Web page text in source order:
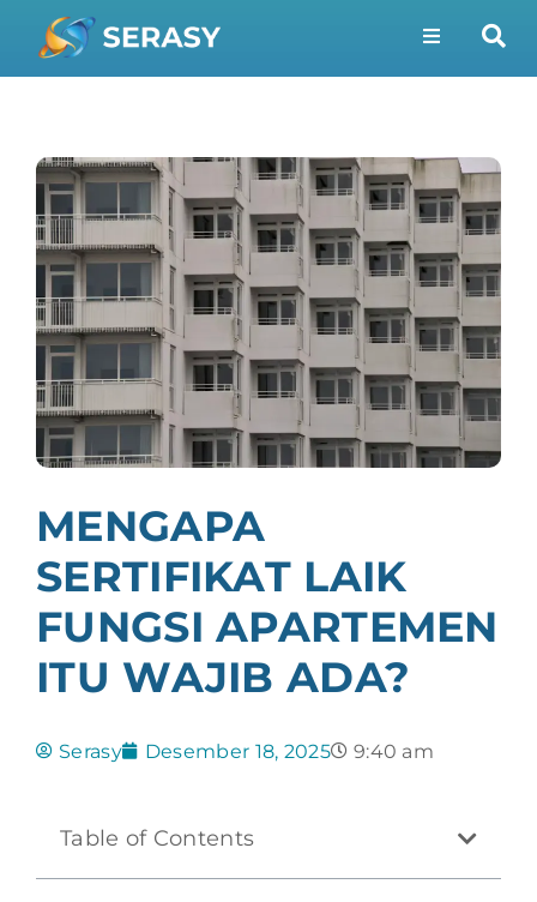
MENGAPA
SERTIFIKAT LAIK
FUNGSI APARTEMEN
ITU WAJIB ADA?
Serasy Desember 18, 2025 9:40 am
Table of Contents